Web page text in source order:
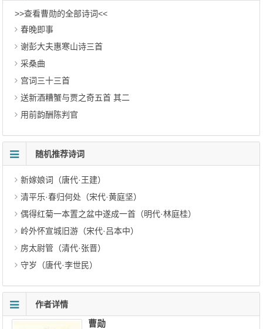
>>查看曹勋的全部诗词<<
春晚即事
谢彭大夫惠寒山诗三首
采桑曲
宫词三十三首
送新酒糟蟹与贾之奇五首 其二
用前韵酬陈判官
随机推荐诗词
新嫁娘词（唐代·王建）
清平乐·春归何处（宋代·黄庭坚）
偶得红菊一本置之盆中遂成一首（明代·林庭桂）
岭外怀宣城旧游（宋代·吕本中）
房太尉管（清代·张晋）
守岁（唐代·李世民）
作者详情
曹勋